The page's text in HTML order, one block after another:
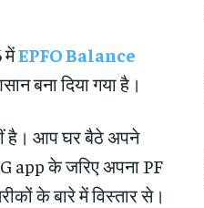
मेंEPFO Balance
बना दिया गया है।
है। आप घर बैठे अपने
app के जरिए अपना PF
के बारे में विस्तार से।